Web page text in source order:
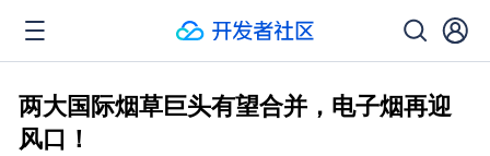
两大国际烟草巨头有望合并，电子烟再迎
风口！